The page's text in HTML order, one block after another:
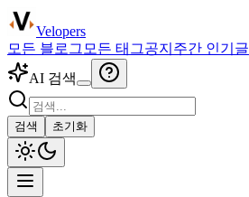
Velopers
모든 블로그 모든 태그공지 주간 인기글
AI 검색
검색 초기화